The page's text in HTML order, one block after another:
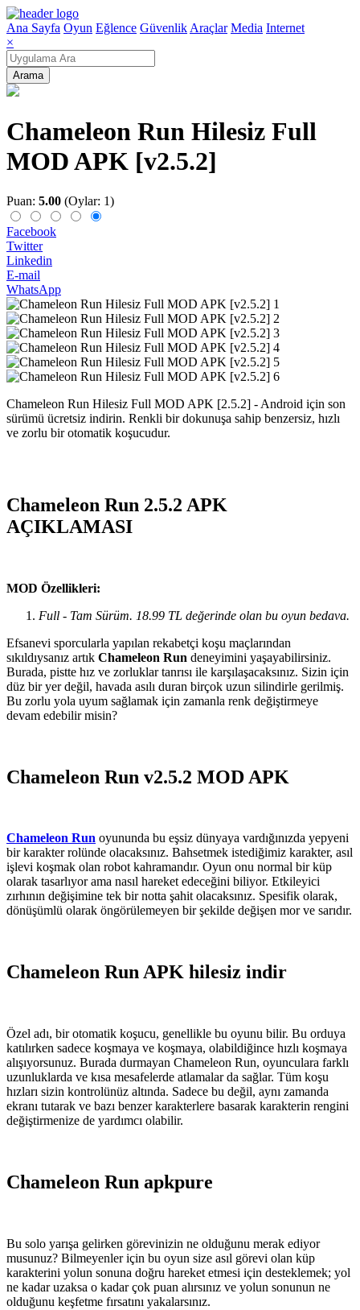
Ana Sayfa Oyun Eğlence Güvenlik Araçlar Media Internet
×
Arama
Chameleon Run Hilesiz Full
MOD APK [v2.5.2]
Puan: 5.00 (Oylar: 1)
Facebook
Twitter
Linkedin
E-mail
WhatsApp
Chameleon Run Hilesiz Full MOD APK [2.5.2] - Android için son
sürümü ücretsiz indirin. Renkli bir dokunuşa sahip benzersiz, hızlı
ve zorlu bir otomatik koşucudur.
Chameleon Run 2.5.2 APK
AÇIKLAMASI
MOD Özellikleri:
Full - Tam Sürüm. 18.99 TL değerinde olan bu oyun bedava.
Efsanevi sporcularla yapılan rekabetçi koşu maçlarından
sıkıldıysanız artık Chameleon Run deneyimini yaşayabilirsiniz.
Burada, pistte hız ve zorluklar tanrısı ile karşılaşacaksınız. Sizin için
düz bir yer değil, havada asılı duran birçok uzun silindirle gerilmiş.
Bu zorlu yola uyum sağlamak için zamanla renk değiştirmeye
devam edebilir misin?
Chameleon Run v2.5.2 MOD APK
Chameleon Run oyununda bu eşsiz dünyaya vardığınızda yepyeni
bir karakter rolünde olacaksınız. Bahsetmek istediğimiz karakter, asıl
işlevi koşmak olan robot kahramandır. Oyun onu normal bir küp
olarak tasarlıyor ama nasıl hareket edeceğini biliyor. Etkileyici
zırhının değişimine tek bir notta şahit olacaksınız. Spesifik olarak,
dönüşümlü olarak öngörülemeyen bir şekilde değişen mor ve sarıdır.
Chameleon Run APK hilesiz indir
Özel adı, bir otomatik koşucu, genellikle bu oyunu bilir. Bu orduya
katılırken sadece koşmaya ve koşmaya, olabildiğince hızlı koşmaya
alışıyorsunuz. Burada durmayan Chameleon Run, oyunculara farklı
uzunluklarda ve kısa mesafelerde atlamalar da sağlar. Tüm koşu
hızları sizin kontrolünüz altında. Sadece bu değil, aynı zamanda
ekranı tutarak ve bazı benzer karakterlere basarak karakterin rengini
değiştirmenize de yardımcı olabilir.
Chameleon Run apkpure
Bu solo yarışa gelirken görevinizin ne olduğunu merak ediyor
musunuz? Bilmeyenler için bu oyun size asıl görevi olan küp
karakterini yolun sonuna doğru hareket etmesi için desteklemek; yol
ne kadar uzaksa o kadar çok puan alırsınız ve yolun sonunun ne
olduğunu keşfetme fırsatını yakalarsınız.